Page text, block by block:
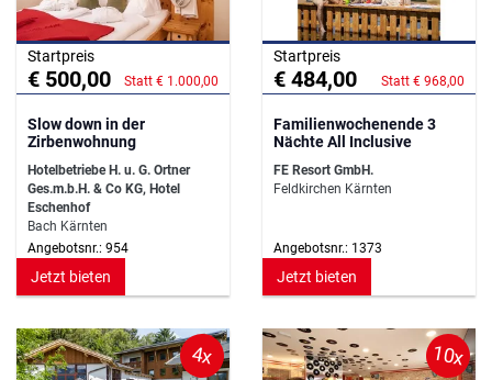
Startpreis
€ 500,00 Statt € 1.000,00
Slow down in der
Zirbenwohnung
Hotelbetriebe H. u. G. Ortner
Ges.m.b.H. & Co KG, Hotel
Eschenhof
Bach Kärnten
Angebotsnr.: 954
Jetzt bieten
Startpreis
€ 484,00 Statt € 968,00
Familienwochenende 3
Nächte All Inclusive
FE Resort GmbH.
Feldkirchen Kärnten
Angebotsnr.: 1373
Jetzt bieten
4x 10x